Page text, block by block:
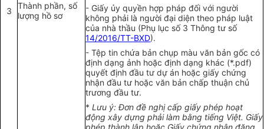
3
Thành phần, số
lượng hồ sơ
- Giấy ủy quyền hợp pháp đối với người
không phải là người đại diện theo pháp luật
của nhà thầu (Phụ lục số 3 Thông tư số
14/2016/TT-BXD).
- Tệp tin chứa bản chụp màu văn bản gốc có
định dạng ảnh hoặc định dạng khác (*.pdf)
quyết định đầu tư dự án hoặc giấy chứng
nhận đầu tư hoặc văn bản chấp thuận chủ
trương đầu tư.
*Lưu ý: Đơn đề nghị cấp giấy phép hoạt
động xây dựng phải làm bằng tiếng Việt. Giấy
phép thành lập hoặc Giấy chứng nhận đăng